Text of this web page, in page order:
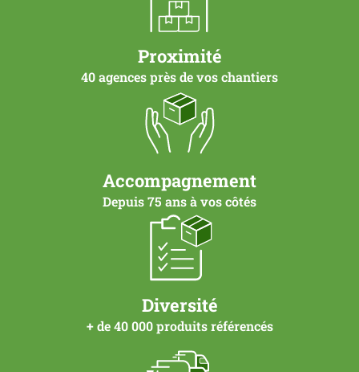
Proximité
40 agences près de vos chantiers
Accompagnement
Depuis 75 ans à vos côtés
Diversité
+ de 40 000 produits référencés